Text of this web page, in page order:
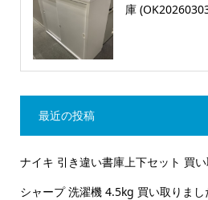
庫
最近の投稿
ナイキ 引き違い書庫上下セット 買
シャープ 洗濯機 4.5kg 買い取りまし